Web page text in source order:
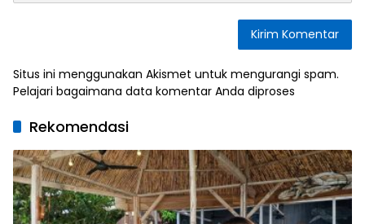
Situs ini menggunakan Akismet untuk mengurangi spam.
Pelajari bagaimana data komentar Anda diproses
Rekomendasi